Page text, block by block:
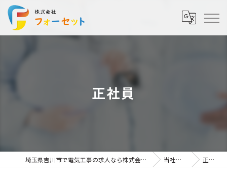
正社員
埼玉県吉川市で電気工事の求人なら株式会社フォーセット 当社を知る 正社員